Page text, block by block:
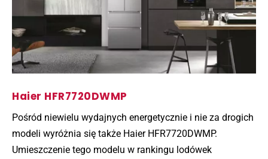
Haier HFR7720DWMP
Pośród niewielu wydajnych energetycznie i nie za drogich
modeli wyróżnia się także Haier HFR7720DWMP.
Umieszczenie tego modelu w rankingu lodówek